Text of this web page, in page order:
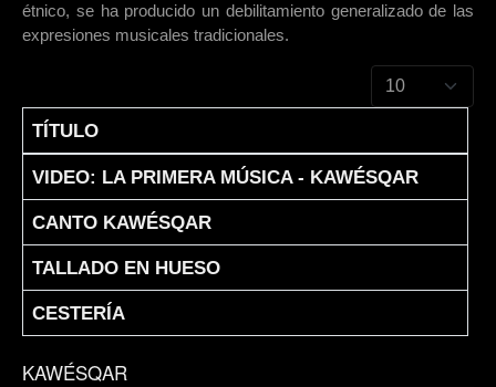
étnico, se ha producido un debilitamiento generalizado de las
expresiones musicales tradicionales.
Cantidad a
TÍTULO
VIDEO: LA PRIMERA MÚSICA - KAWÉSQAR
CANTO KAWÉSQAR
TALLADO EN HUESO
CESTERÍA
KAWÉSQAR